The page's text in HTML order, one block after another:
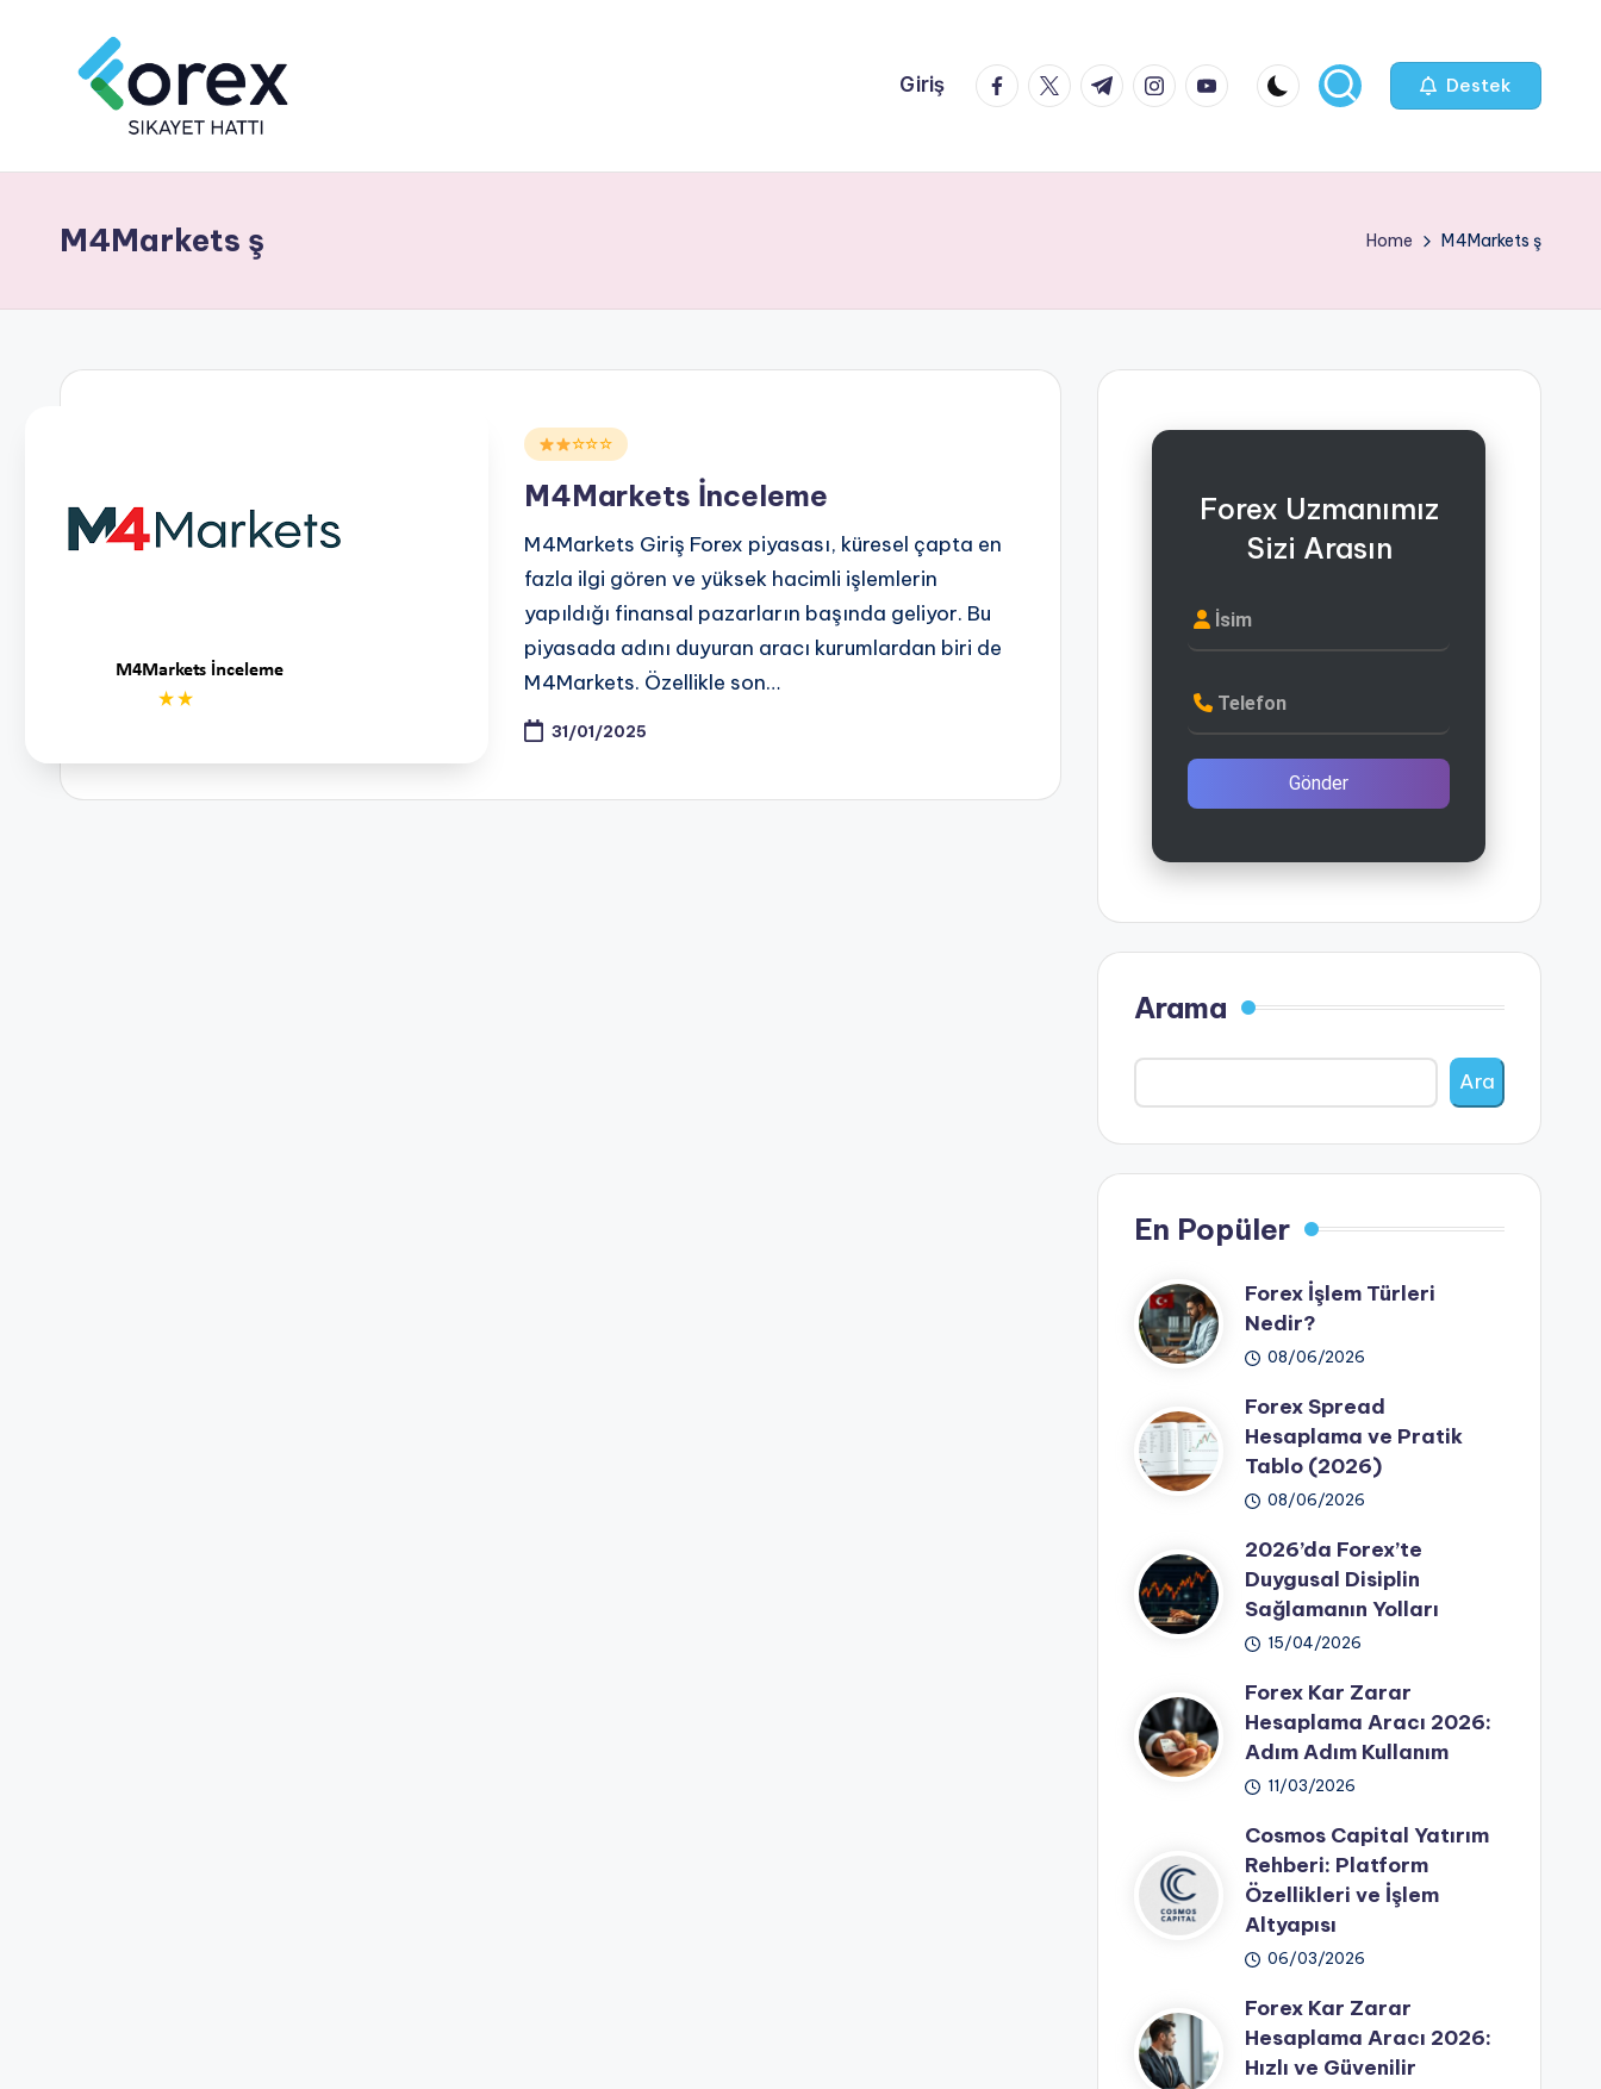
Giriş facebook.com
twitter.com
t.me instagram.com
youtube.com Destek
M4Markets ş Home M4Markets ş
Posted☆☆☆
M4Markets İnceleme
M4Markets Giriş Forex piyasası, küresel çapta en
fazla ilgi gören ve yüksek hacimli işlemlerin
yapıldığı finansal pazarların başında geliyor. Bu
piyasada adını duyuran aracı kurumlardan biri de
M4Markets. Özellikle son…
31/01/2025
Forex Uzmanımız
Sizi Arasın
İsim
Telefon
Gönder
Arama
Ara
En Popüler
Forex İşlem Türleri
Nedir?
08/06/2026
Forex Spread
Hesaplama ve Pratik
Tablo (2026)
08/06/2026
2026’da Forex’te
Duygusal Disiplin
Sağlamanın Yolları
15/04/2026
Forex Kar Zarar
Hesaplama Aracı 2026:
Adım Adım Kullanım
11/03/2026
Cosmos Capital Yatırım
Rehberi: Platform
Özellikleri ve İşlem
Altyapısı
06/03/2026
Forex Kar Zarar
Hesaplama Aracı 2026:
Hızlı ve Güvenilir